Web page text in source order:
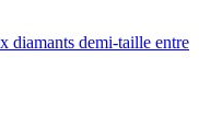
diamants demi-taille entre